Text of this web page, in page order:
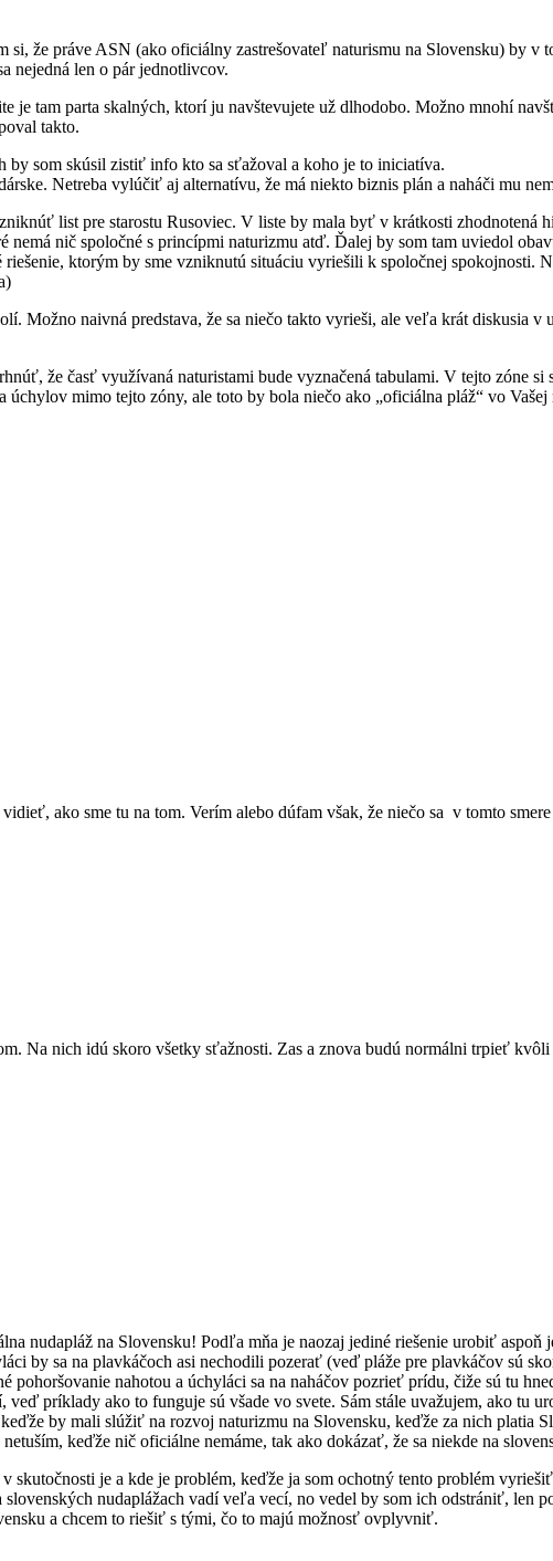
že práve ASN (ako oficiálny zastrešovateľ naturismu na Slovensku) by
nejedná len o pár jednotlivcov.
je tam parta skalných, ktorí ju navštevujete už dlhodobo. Možno mnohí
takto.
by som skúsil zistiť info kto sa sťažoval a koho je to iniciatíva.
Netreba vylúčiť aj alternatívu, že má niekto biznis plán a naháči mu
list pre starostu Rusoviec. V liste by mala byť v krátkosti zhodnotená
nemá nič spoločné s princípmi naturizmu atď. Ďalej by som tam uviedol
ktorým by sme vzniknutú situáciu vyriešili k spoločnej spokojnosti.
Možno naivná predstava, že sa niečo takto vyrieši, ale veľa krát diskusia
že časť využívaná naturistami bude vyznačená tabulami. V tejto zóne
úchylov mimo tejto zóny, ale toto by bola niečo ako „oficiálna pláž“ vo
ako sme tu na tom. Verím alebo dúfam však, že niečo sa v tomto
Na nich idú skoro všetky sťažnosti. Zas a znova budú normálni trpieť
nudapláž na Slovensku! Podľa mňa je naozaj jediné riešenie urobiť
by sa na plavkáčoch asi nechodili pozerať (veď pláže pre plavkáčov sú
pohoršovanie nahotou a úchyláci sa na naháčov pozrieť prídu, čiže sú tu
veď príklady ako to funguje sú všade vo svete. Sám stále uvažujem, ako tu
by mali slúžiť na rozvoj naturizmu na Slovensku, keďže za nich platia
keďže nič oficiálne nemáme, tak ako dokázať, že sa niekde na
skutočnosti je a kde je problém, keďže ja som ochotný tento problém
nudaplážach vadí veľa vecí, no vedel by som ich odstrániť, len
a chcem to riešiť s tými, čo to majú možnosť ovplyvniť.